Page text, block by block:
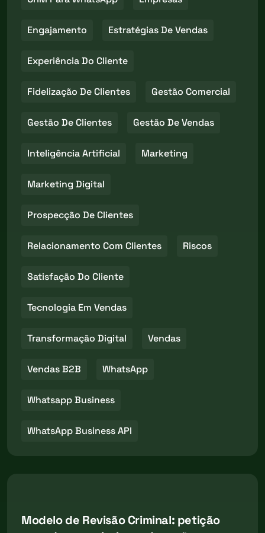
Engajamento Estratégias De Vendas
Experiência Do Cliente
Fidelização De Clientes Gestão Comercial
Gestão De Clientes Gestão De Vendas
Inteligência Artificial Marketing
Marketing Digital
Prospecção De Clientes
Relacionamento Com Clientes Riscos
Satisfação Do Cliente
Tecnologia Em Vendas
Transformação Digital Vendas
Vendas B2B WhatsApp
Whatsapp Business
WhatsApp Business API
Modelo de Revisão Criminal: petição